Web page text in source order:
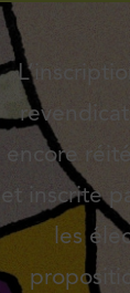
encore
et inscrite
les